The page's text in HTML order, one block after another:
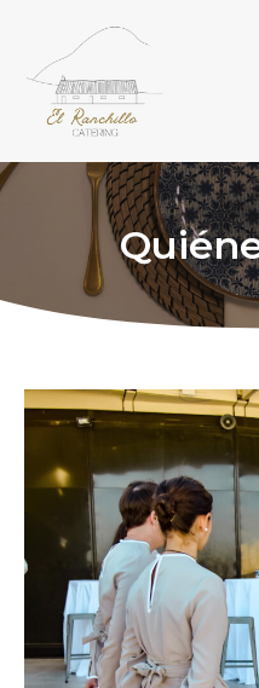
contenido